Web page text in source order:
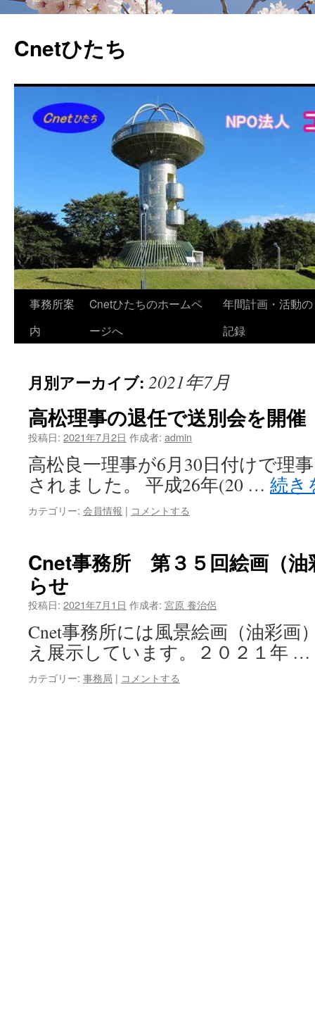
Cnetひたち
コ
ツ
へ
ス
ッ
事務所案
内
Cnetひたちのホームペ
ージへ
年間計画・活動の
記録
月別アーカイブ: 2021年7月
高松理事の退任で送別会を開催
投稿日: 2021年7月2日 作成者: admin
高松良一理事が6月30日付けで理
されました。 平成26年(20 … 続き
カテゴリー: 会員情報 | コメントする
Cnet事務所 第３５回絵画（油
らせ
投稿日: 2021年7月1日 作成者: 宮原 養治侶
Cnet事務所には風景絵画（油彩画
え展示しています。２０２１年 …
カテゴリー: 事務局 | コメントする